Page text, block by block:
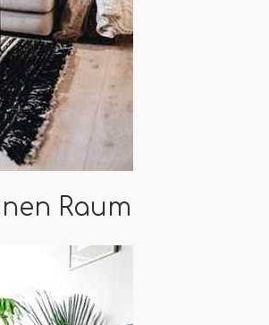
Raum